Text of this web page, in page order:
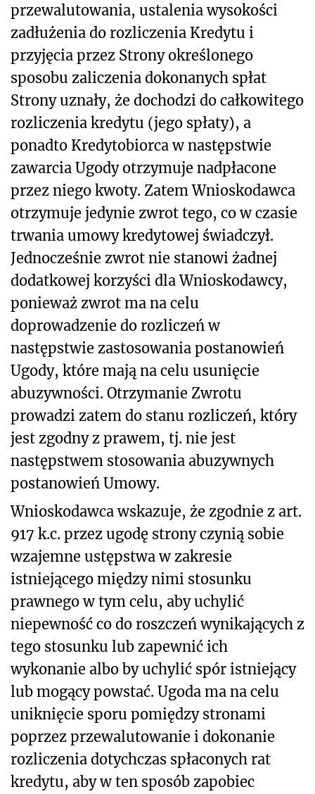
przewalutowania, ustalenia wysokości
zadłużenia do rozliczenia Kredytu i
przyjęcia przez Strony określonego
sposobu zaliczenia dokonanych spłat
Strony uznały, że dochodzi do całkowitego
rozliczenia kredytu (jego spłaty), a
ponadto Kredytobiorca w następstwie
zawarcia Ugody otrzymuje nadpłacone
przez niego kwoty. Zatem Wnioskodawca
otrzymuje jedynie zwrot tego, co w czasie
trwania umowy kredytowej świadczył.
Jednocześnie zwrot nie stanowi żadnej
dodatkowej korzyści dla Wnioskodawcy,
ponieważ zwrot ma na celu
doprowadzenie do rozliczeń w
następstwie zastosowania postanowień
Ugody, które mają na celu usunięcie
abuzywności. Otrzymanie Zwrotu
prowadzi zatem do stanu rozliczeń, który
jest zgodny z prawem, tj. nie jest
następstwem stosowania abuzywnych
postanowień Umowy.
Wnioskodawca wskazuje, że zgodnie z art.
917 k.c. przez ugodę strony czynią sobie
wzajemne ustępstwa w zakresie
istniejącego między nimi stosunku
prawnego w tym celu, aby uchylić
niepewność co do roszczeń wynikających z
tego stosunku lub zapewnić ich
wykonanie albo by uchylić spór istniejący
lub mogący powstać. Ugoda ma na celu
uniknięcie sporu pomiędzy stronami
poprzez przewalutowanie i dokonanie
rozliczenia dotychczas spłaconych rat
kredytu, aby w ten sposób zapobiec